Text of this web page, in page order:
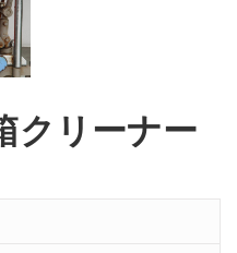
クリーナー